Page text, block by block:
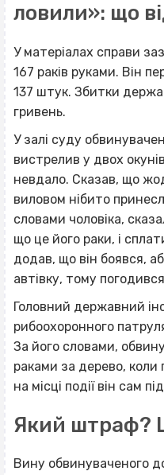
ловили»: що
У матеріалах справи
167 раків руками. Він
137 штук. Збитки
гривень.
У залі суду
вистрелив у двох
невдало. Сказав, що
виловом нібито
словами чоловіка,
що це його раки, і
додав, що він боявся,
автівку, тому
Головний державний
рибоохоронного
За його словами,
раками за дерево, коли
на місці події він сам
Який штраф?
Вину обвинуваченого